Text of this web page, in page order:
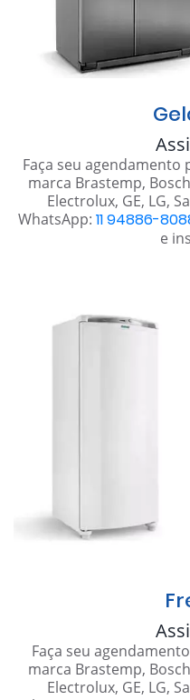
Faça seu agendamento
marca Brastemp,
Electrolux, GE, LG,
WhatsApp: 11 94886-
e
Faça seu
marca Brastemp,
Electrolux, GE, LG,